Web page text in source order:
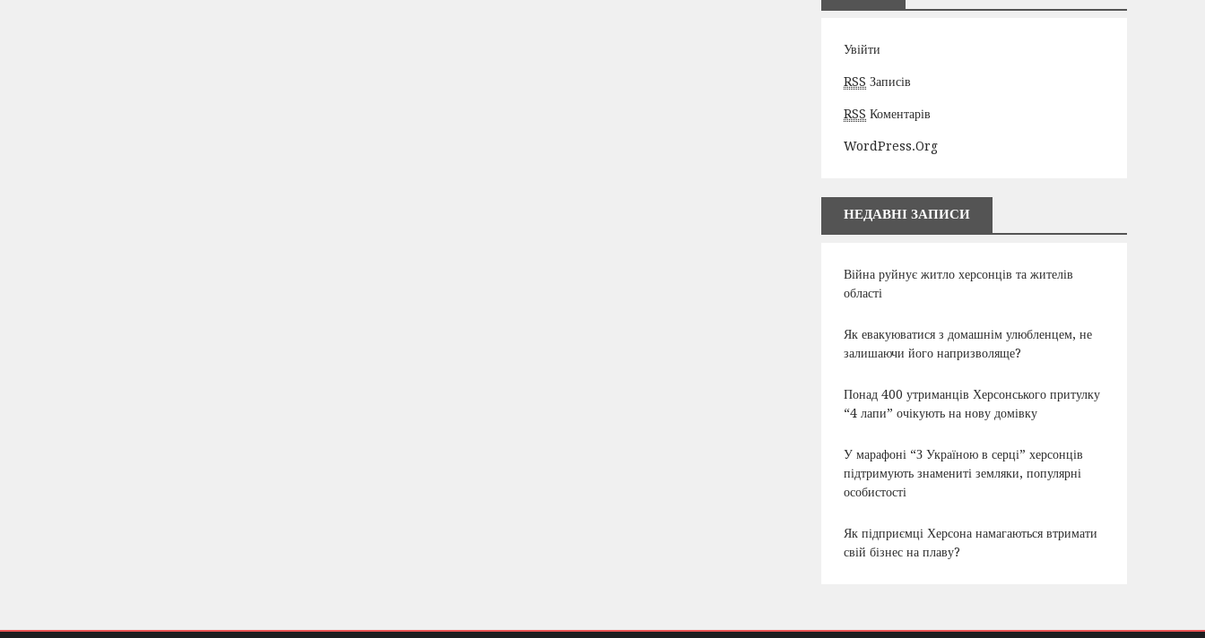
Увійти
RSS Записів
RSS Коментарів
WordPress.org
НЕДАВНІ ЗАПИСИ
Війна руйнує житло херсонців та жителів
області
Як евакуюватися з домашнім улюбленцем, не
залишаючи його напризволяще?
Понад 400 утриманців Херсонського притулку
“4 лапи” очікують на нову домівку
У марафоні “З Україною в серці” херсонців
підтримують знамениті земляки, популярні
особистості
Як підприємці Херсона намагаються втримати
свій бізнес на плаву?